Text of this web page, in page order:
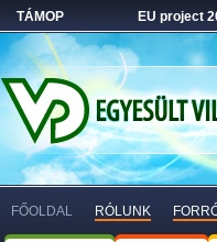
TÁMOP EU project
FŐOLDAL RÓLUNK